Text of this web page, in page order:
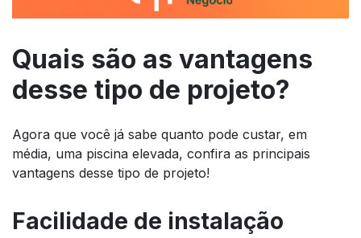
Quais são as vantagens
desse tipo de projeto?
Agora que você já sabe quanto pode custar, em
média, uma piscina elevada, confira as principais
vantagens desse tipo de projeto!
Facilidade de instalação